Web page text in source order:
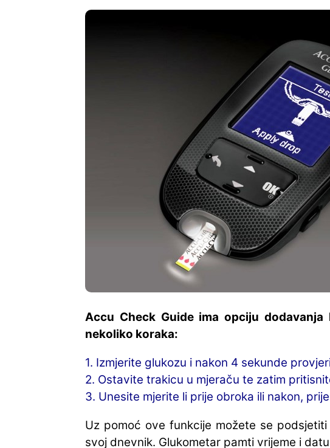
Accu Check Guide ima opciju
nekoliko koraka:
1. Izmjerite glukozu i nakon 4 sekunde
2. Ostavite trakicu u mjeraču te zatim
3. Unesite mjerite li prije obroka ili nakon,
Uz pomoć ove funkcije možete se
svoj dnevnik. Glukometar pamti vrijeme i